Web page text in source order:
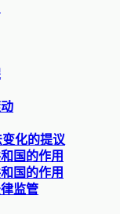
化的提议
国的作用
国的作用
监管